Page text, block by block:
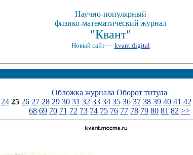
Научно-популярный
физико-математический журнал
"Квант"
Новый сайт — kvant.digital
Обложка журнала Оборот титула
24 25 26 27 28 29 30 31 32 33 34 35 36 37 38 39 40 41 42
68 69 70 71 72 73 74 75 76 77 78 79 80 81 82 >>